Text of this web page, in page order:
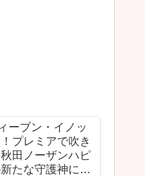
ーブン・イノッ
プレミアで吹き
田ノーザンハピ
たな守護神にな